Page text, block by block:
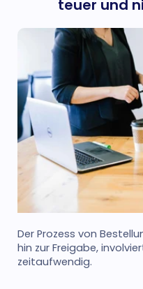
teuer und
Der Prozess von
hin zur Freigabe,
zeitaufwendig.